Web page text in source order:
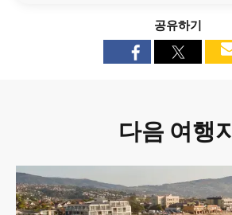
공유하기
다음 여행지